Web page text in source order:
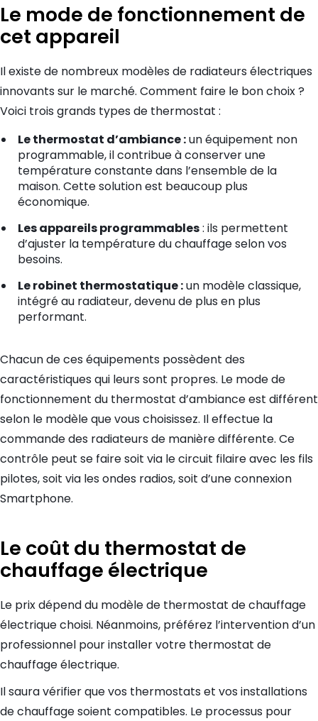
Le mode de fonctionnement de
cet appareil
Il existe de nombreux modèles de radiateurs électriques
innovants sur le marché. Comment faire le bon choix ?
Voici trois grands types de thermostat :
Le thermostat d’ambiance :un équipement non
programmable, il contribue à conserver une
température constante dans l’ensemble de la
maison. Cette solution est beaucoup plus
économique.
Les appareils programmables: ils permettent
d’ajuster la température du chauffage selon vos
besoins.
Le robinet thermostatique :un modèle classique,
intégré au radiateur, devenu de plus en plus
performant.
Chacun de ces équipements possèdent des
caractéristiques qui leurs sont propres. Le mode de
fonctionnement du thermostat d’ambiance est différent
selon le modèle que vous choisissez. Il effectue la
commande des radiateurs de manière différente. Ce
contrôle peut se faire soit via le circuit filaire avec les fils
pilotes, soit via les ondes radios, soit d’une connexion
Smartphone.
Le coût du thermostat de
chauffage électrique
Le prix dépend du modèle de thermostat de chauffage
électrique choisi. Néanmoins, préférez l’intervention d’un
professionnel pour installer votre thermostat de
chauffage électrique.
Il saura vérifier que vos thermostats et vos installations
de chauffage soient compatibles. Le processus pour